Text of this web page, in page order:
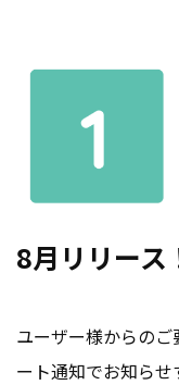
8月リリース
ユーザー様からの
ート通知でお知らせ